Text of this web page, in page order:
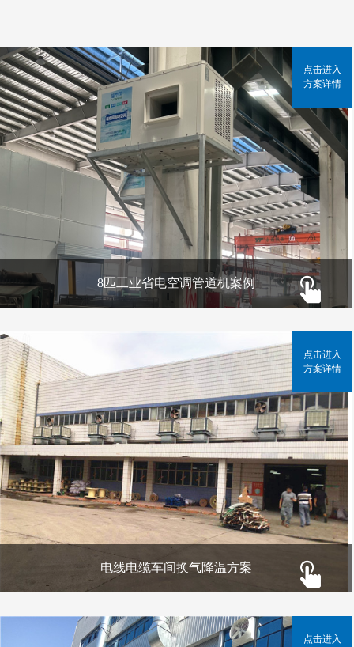
8匹工业省电空调管道机案例
点击进入
方案详情
电线电缆车间换气降温方案
点击进入
方案详情
点击进入